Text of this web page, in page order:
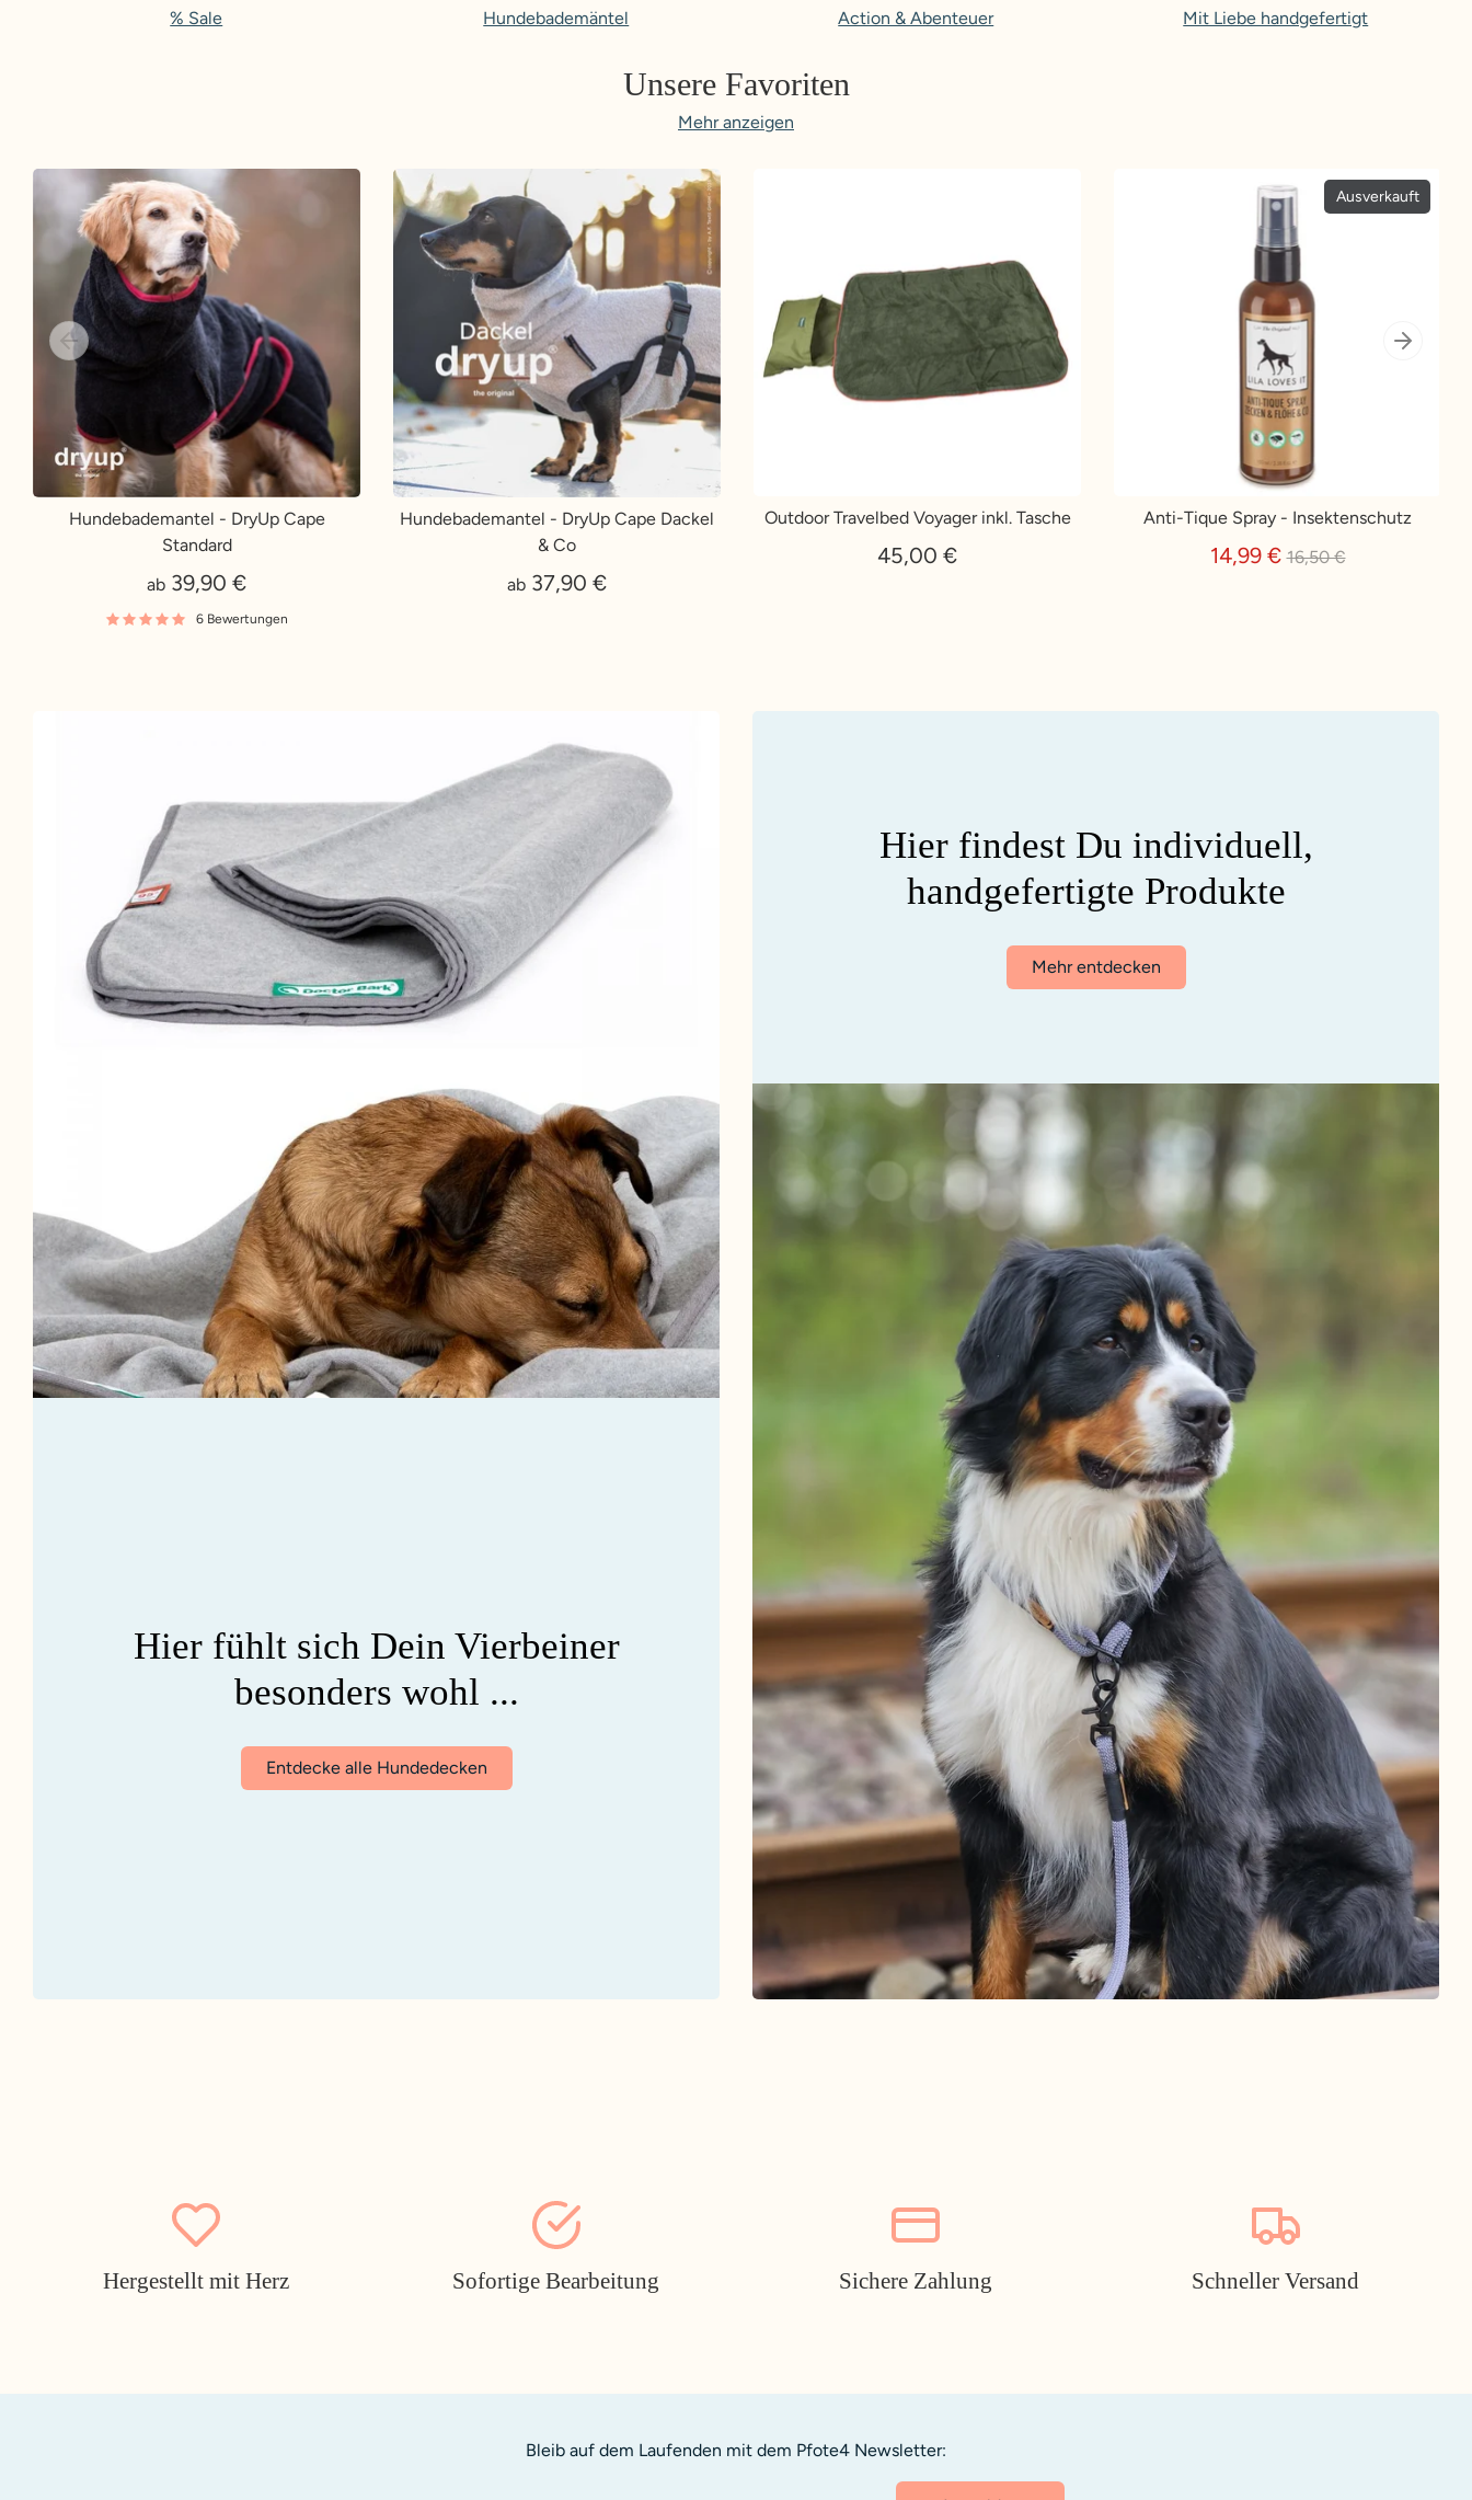
% Sale Hundebademäntel Action & Abenteuer Mit Liebe handgefertigt
Unsere Favoriten
Mehr anzeigen
Hundebademantel - DryUp Cape
Standard
ab 39,90 €
6 Bewertungen
Hundebademantel - DryUp Cape Dackel
& Co
ab 37,90 €
Outdoor Travelbed Voyager inkl. Tasche
45,00 €
Anti-Tique Spray - Insektenschutz
14,99 €Normaler
16,50 €
Ausverkauft
Hier fühlt sich Dein Vierbeiner
besonders wohl ...
Entdecke alle Hundedecken
Hier findest Du individuell,
handgefertigte Produkte
Mehr entdecken
Hergestellt mit Herz Sofortige Bearbeitung Sichere Zahlung Schneller Versand
Bleib auf dem Laufenden mit dem Pfote4 Newsletter: